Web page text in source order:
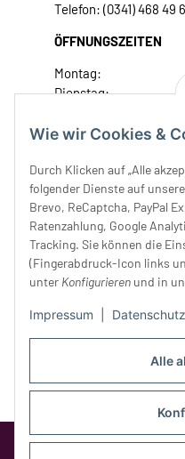
Alle
Wie wir Cookies &
Durch Klicken auf „Alle
folgender Dienste auf
Brevo, ReCaptcha, PayPal
Ratenzahlung, Google
Tracking. Sie können die
(Fingerabdruck-Icon links
unter Konfigurieren und in
Impressum Datenschutz
Telefon: (0341) 468 49
ÖFFNUNGSZEITEN
Montag:
Dienstag:
Donnerstag:
Samstag:
Unser Service
Rechtliches
Google Analytics deaktivierenStatus: